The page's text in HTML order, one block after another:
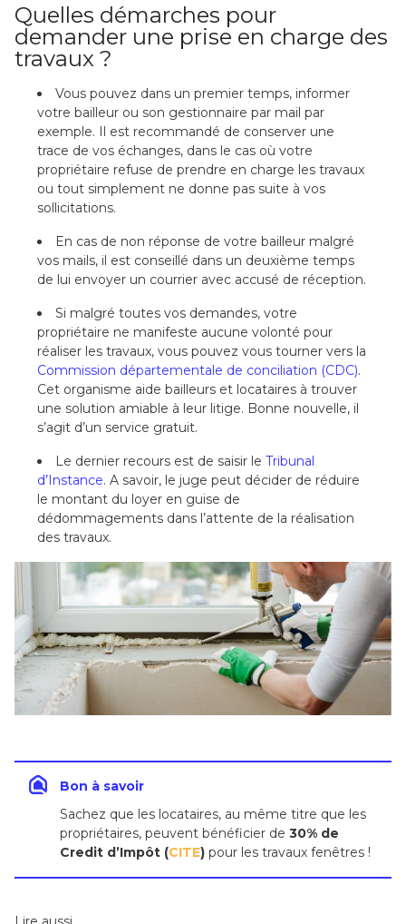
Quelles démarches pour
demander une prise en charge des
travaux ?
Vous pouvez dans un premier temps, informer
votre bailleur ou son gestionnaire par mail par
exemple. Il est recommandé de conserver une
trace de vos échanges, dans le cas où votre
propriétaire refuse de prendre en charge les travaux
ou tout simplement ne donne pas suite à vos
sollicitations.
En cas de non réponse de votre bailleur malgré
vos mails, il est conseillé dans un deuxième temps
de lui envoyer un courrier avec accusé de réception.
Si malgré toutes vos demandes, votre
propriétaire ne manifeste aucune volonté pour
réaliser les travaux, vous pouvez vous tourner vers la
Commission départementale de conciliation (CDC).
Cet organisme aide bailleurs et locataires à trouver
une solution amiable à leur litige. Bonne nouvelle, il
s’agit d’un service gratuit.
Le dernier recours est de saisir le Tribunal
d’Instance. A savoir, le juge peut décider de réduire
le montant du loyer en guise de
dédommagements dans l’attente de la réalisation
des travaux.
Bon à savoir
Sachez que les locataires, au même titre que les
propriétaires, peuvent bénéficier de 30% de
Credit d’Impôt (CITE) pour les travaux fenêtres !